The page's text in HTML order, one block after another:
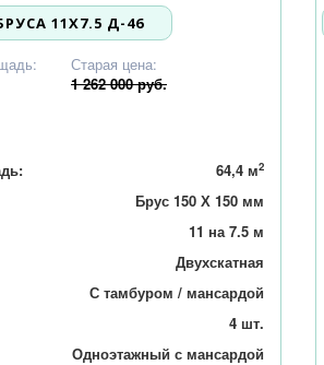
11X7.5 Д-46
Старая цена:
1 262 000 руб.
64,4 м2
Брус 150 Х 150 мм
11 на 7.5 м
Двухскатная
С тамбуром / мансардой
4 шт.
Одноэтажный с мансардой